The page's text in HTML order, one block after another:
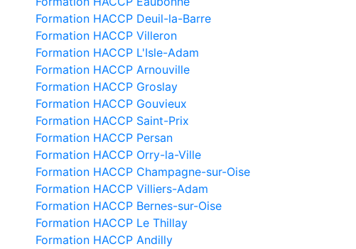
Formation HACCP Deuil-la-Barre
Formation HACCP Villeron
Formation HACCP L'Isle-Adam
Formation HACCP Arnouville
Formation HACCP Groslay
Formation HACCP Gouvieux
Formation HACCP Saint-Prix
Formation HACCP Persan
Formation HACCP Orry-la-Ville
Formation HACCP Champagne-sur-Oise
Formation HACCP Villiers-Adam
Formation HACCP Bernes-sur-Oise
Formation HACCP Le Thillay
Formation HACCP Andilly